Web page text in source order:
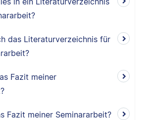
das Literaturverzeichnis für
Fazit meiner
Fazit meiner Seminararbeit?